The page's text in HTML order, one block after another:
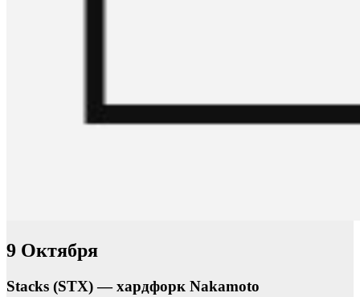
9 Октября
Stacks (STX) — хардфорк Nakamoto